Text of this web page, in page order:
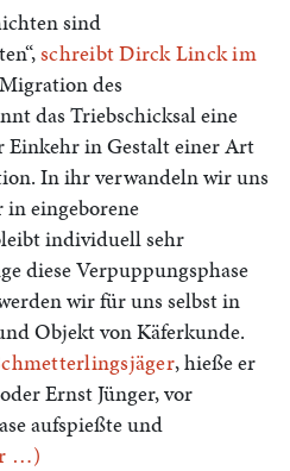
sind
schreibt Dirck Linck im
des
das Triebschicksal eine
Einkehr in Gestalt einer Art
In ihr verwandeln wir uns
in eingeborene
individuell sehr
diese Verpuppungsphase
wir für uns selbst in
Objekt von Käferkunde.
, hieße er
Ernst Jünger, vor
aufspießte und
…)